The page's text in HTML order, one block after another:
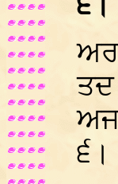
ਤਦ
ਅਜ
੬।